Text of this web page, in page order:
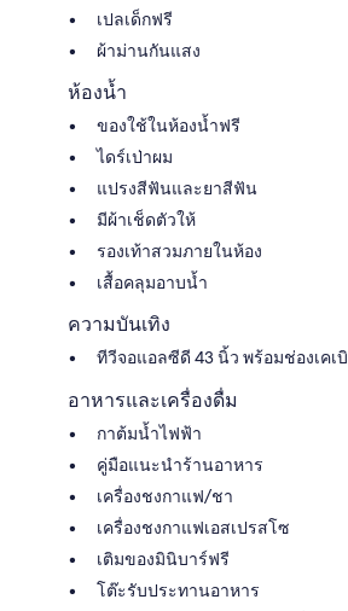
เปลเด็กฟรี
ผ้าม่านกันแสง
ห้องน้ำ
ของใช้ในห้องน้ำฟรี
ไดร์เป่าผม
แปรงสีฟันและยาสีฟัน
มีผ้าเช็ดตัวให้
รองเท้าสวมภายในห้อง
เสื้อคลุมอาบน้ำ
ความบันเทิง
ทีวีจอแอลซีดี 43 นิ้ว พร้อมช่องเคเ
อาหารและเครื่องดื่ม
กาต้มน้ำไฟฟ้า
คู่มือแนะนำร้านอาหาร
เครื่องชงกาแฟ/ชา
เครื่องชงกาแฟเอสเปรสโซ
เติมของมินิบาร์ฟรี
โต๊ะรับประทานอาหาร